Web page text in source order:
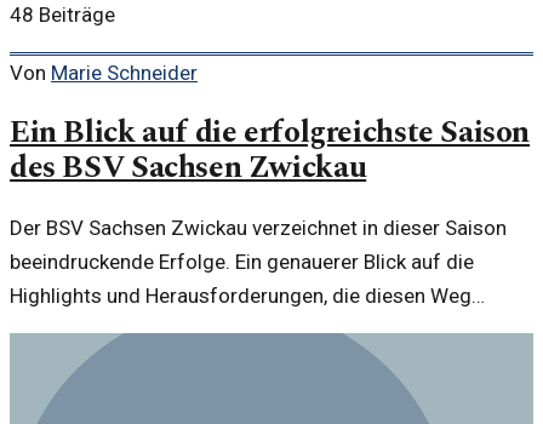
48 Beiträge
Von Marie Schneider
Ein Blick auf die erfolgreichste Saison
des BSV Sachsen Zwickau
Der BSV Sachsen Zwickau verzeichnet in dieser Saison
beeindruckende Erfolge. Ein genauerer Blick auf die
Highlights und Herausforderungen, die diesen Weg
geprägt haben.